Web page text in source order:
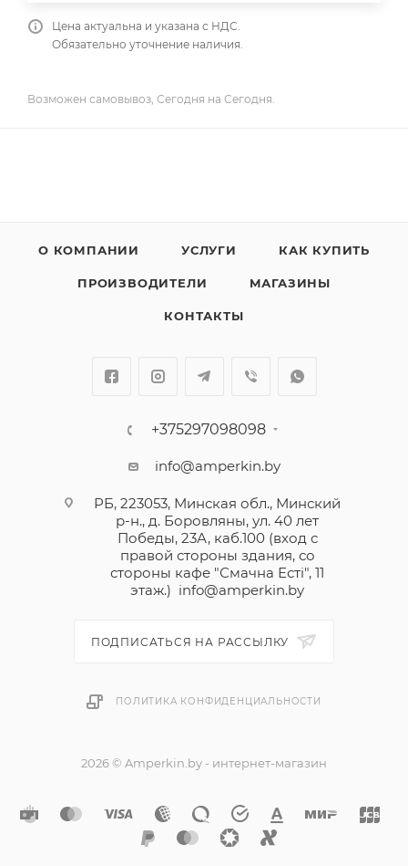
Цена актуальна и указана с НДС.
Обязательно уточнение наличия.
Возможен самовывоз, Сегодня на Сегодня.
О КОМПАНИИ УСЛУГИ КАК КУПИТЬ
ПРОИЗВОДИТЕЛИ МАГАЗИНЫ
КОНТАКТЫ
+375297098098
info@amperkin.by
РБ, 223053, Минская обл., Минский
р-н., д. Боровляны, ул. 40 лет
Победы, 23А, каб.100 (вход с
правой стороны здания, со
стороны кафе "Смачна Естi", 11
этаж.) info@amperkin.by
ПОДПИСАТЬСЯ НА РАССЫЛКУ
ПОЛИТИКА КОНФИДЕНЦИАЛЬНОСТИ
2026 © Amperkin.by - интернет-магазин